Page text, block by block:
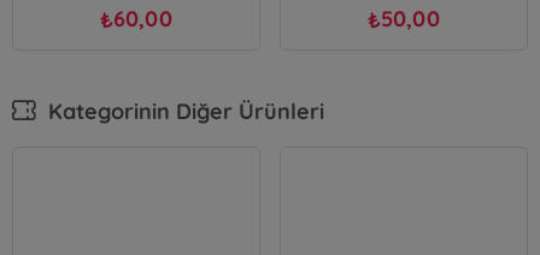
₺60,00 ₺50,00
Kategorinin Diğer Ürünleri